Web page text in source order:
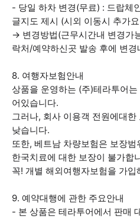
- 당일 하차 변경(무료) : 드랍체
글지도 제시 (시외 이동시 추가
→ 변경방법(근무시간내 변경가
락처/예약하신곳 발송 후에 변
8. 여행자보험안내
상품을 운영하는 (주)테라투어
어있습니다.
그러나, 회사 이용객 전원에대
낮습니다.
또한, 베트남 차량보험은 보장
한국치료에 대한 보장이 불가합
꼭! 개별 해외여행자보험을 가입
9. 예약대행에 관한 주요안내
- 본 상품은 테라투어에서 판매